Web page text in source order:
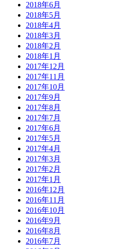
2018年6月
2018年5月
2018年4月
2018年3月
2018年2月
2018年1月
2017年12月
2017年11月
2017年10月
2017年9月
2017年8月
2017年7月
2017年6月
2017年5月
2017年4月
2017年3月
2017年2月
2017年1月
2016年12月
2016年11月
2016年10月
2016年9月
2016年8月
2016年7月